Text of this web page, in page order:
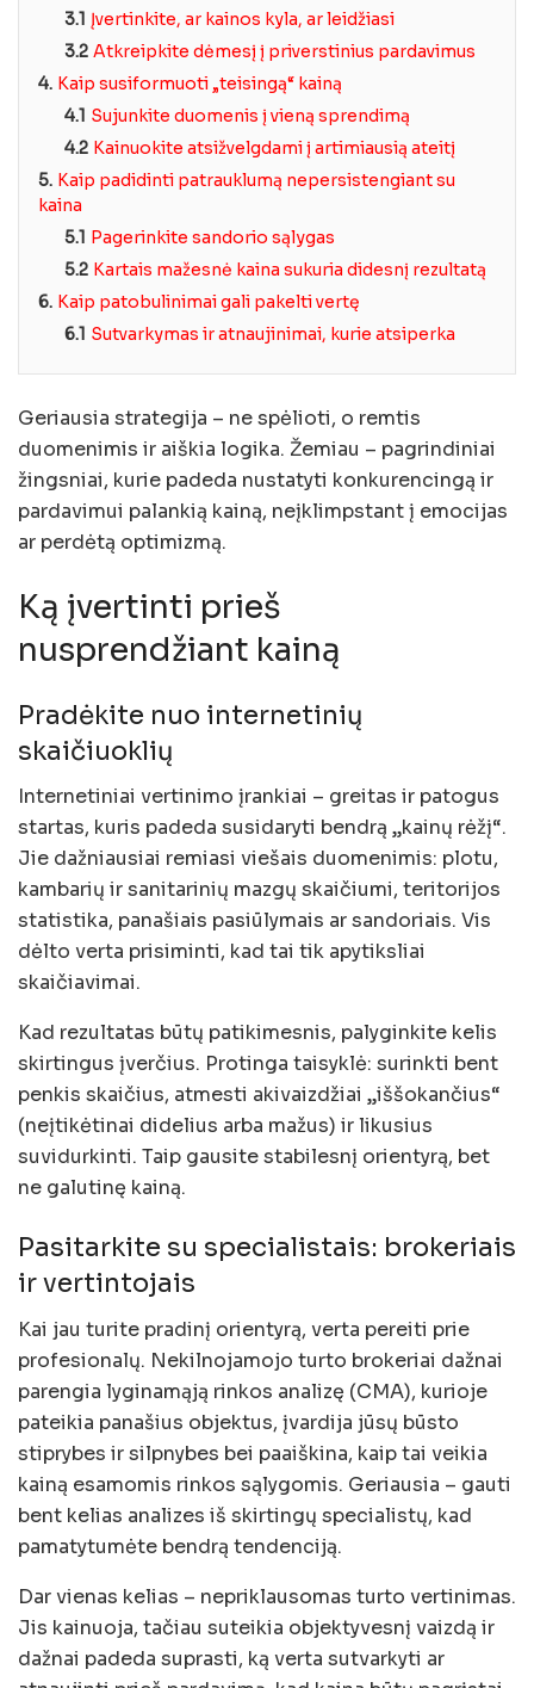
3.1 Įvertinkite, ar kainos kyla, ar leidžiasi
3.2 Atkreipkite dėmesį į priverstinius pardavimus
4. Kaip susiformuoti „teisingą“ kainą
4.1 Sujunkite duomenis į vieną sprendimą
4.2 Kainuokite atsižvelgdami į artimiausią ateitį
5. Kaip padidinti patrauklumą nepersistengiant su
kaina
5.1 Pagerinkite sandorio sąlygas
5.2 Kartais mažesnė kaina sukuria didesnį rezultatą
6. Kaip patobulinimai gali pakelti vertę
6.1 Sutvarkymas ir atnaujinimai, kurie atsiperka
Geriausia strategija – ne spėlioti, o remtis
duomenimis ir aiškia logika. Žemiau – pagrindiniai
žingsniai, kurie padeda nustatyti konkurencingą ir
pardavimui palankią kainą, neįklimpstant į emocijas
ar perdėtą optimizmą.
Ką įvertinti prieš
nusprendžiant kainą
Pradėkite nuo internetinių
skaičiuoklių
Internetiniai vertinimo įrankiai – greitas ir patogus
startas, kuris padeda susidaryti bendrą „kainų rėžį“.
Jie dažniausiai remiasi viešais duomenimis: plotu,
kambarių ir sanitarinių mazgų skaičiumi, teritorijos
statistika, panašiais pasiūlymais ar sandoriais. Vis
dėlto verta prisiminti, kad tai tik apytiksliai
skaičiavimai.
Kad rezultatas būtų patikimesnis, palyginkite kelis
skirtingus įverčius. Protinga taisyklė: surinkti bent
penkis skaičius, atmesti akivaizdžiai „iššokančius“
(neįtikėtinai didelius arba mažus) ir likusius
suvidurkinti. Taip gausite stabilesnį orientyrą, bet
ne galutinę kainą.
Pasitarkite su specialistais: brokeriais
ir vertintojais
Kai jau turite pradinį orientyrą, verta pereiti prie
profesionalų. Nekilnojamojo turto brokeriai dažnai
parengia lyginamąją rinkos analizę (CMA), kurioje
pateikia panašius objektus, įvardija jūsų būsto
stiprybes ir silpnybes bei paaiškina, kaip tai veikia
kainą esamomis rinkos sąlygomis. Geriausia – gauti
bent kelias analizes iš skirtingų specialistų, kad
pamatytumėte bendrą tendenciją.
Dar vienas kelias – nepriklausomas turto vertinimas.
Jis kainuoja, tačiau suteikia objektyvesnį vaizdą ir
dažnai padeda suprasti, ką verta sutvarkyti ar